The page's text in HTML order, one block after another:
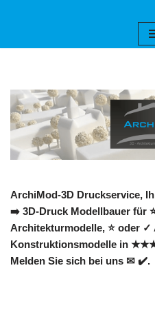
ArchiMod-3D Druckservice,
➡️ 3D-Druck Modellbauer für
Architekturmodelle, ⭐ oder
Konstruktionsmodelle in
Melden Sie sich bei uns ✉ ✔️.